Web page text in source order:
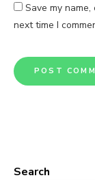
Save my
next time I
Search